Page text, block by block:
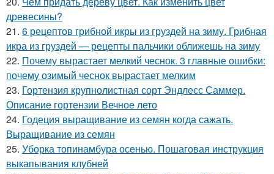
древесины?
21. 6 рецептов грибной икры из груздей на зиму. Грибная
икра из груздей — рецепты пальчики оближешь на зиму
22. Почему вырастает мелкий чеснок. 3 главные ошибки:
почему озимый чеснок вырастает мелким
23. Гортензия крупнолистная сорт Эндлесс Саммер.
Описание гортензии Вечное лето
24. Годеция выращивание из семян когда сажать.
Выращивание из семян
25. Уборка топинамбура осенью. Пошаговая инструкция
выкапывания клубней